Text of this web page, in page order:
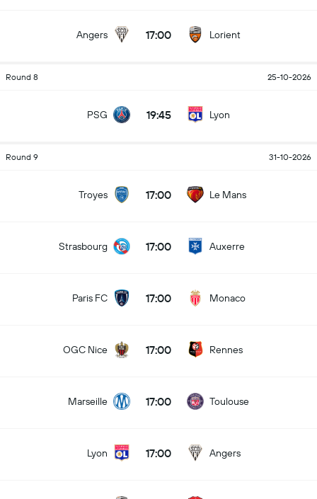
Angers 17:00 Lorient
Round 8 25-10-2026
PSG 19:45 Lyon
Round 9 31-10-2026
Troyes 17:00 Le Mans
Strasbourg 17:00 Auxerre
Paris FC 17:00 Monaco
OGC Nice 17:00 Rennes
Marseille 17:00 Toulouse
Lyon 17:00 Angers